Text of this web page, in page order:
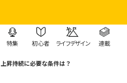
特集 初心者 ライフデザイン 連載
昇持続に必要な条件は？